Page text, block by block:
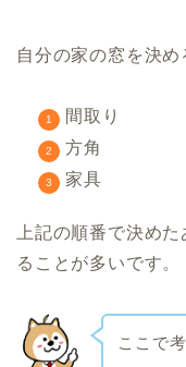
自分の家の窓を決め
間取り
方角
家具
上記の順番で決め
ることが多いです。
ここで